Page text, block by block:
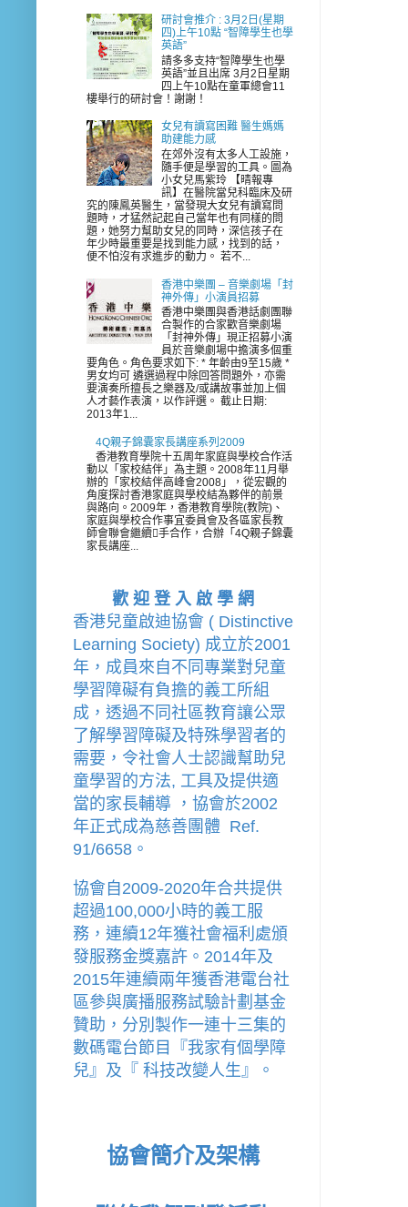
研討會推介 : 3月2日(星期
四)上午10點 “智障學生也學
英語”
請多多支持“智障學生也學
英語”並且出席 3月2日星期
四上午10點在童軍總會11
樓舉行的研討會！謝謝！
女兒有讀寫困難 醫生媽媽
助建能力感
在郊外沒有太多人工設施，
隨手便是學習的工具。圖為
小女兒馬紫玲 【晴報專
訊】在醫院當兒科臨床及研
究的陳鳳英醫生，當發現大女兒有讀寫問
題時，才猛然記起自己當年也有同樣的問
題，她努力幫助女兒的同時，深信孩子在
年少時最重要是找到能力感，找到的話，
便不怕沒有求進步的動力。 若不...
香港中樂團 – 音樂劇場「封
神外傳」小演員招募
香港中樂團與香港話劇團聯
合製作的合家歡音樂劇場
「封神外傳」現正招募小演
員於音樂劇場中擔演多個重
要角色。角色要求如下: * 年齡由9至15歲 *
男女均可 遴選過程中除回答問題外，亦需
要演奏所擅長之樂器及/或講故事並加上個
人才藝作表演，以作評選。 截止日期:
2013年1...
4Q親子錦囊家長講座系列2009
香港教育學院十五周年家庭與學校合作活
動以「家校結伴」為主題。2008年11月舉
辦的「家校結伴高峰會2008」，從宏觀的
角度探討香港家庭與學校結為夥伴的前景
與路向。2009年，香港教育學院(教院)、
家庭與學校合作事宜委員會及各區家長教
師會聯會繼續手合作，合辦「4Q親子錦囊
家長講座...
歡 迎 登 入 啟 學 網
香港兒童啟迪協會 ( Distinctive
Learning Society) 成立於2001
年，成員來自不同專業對兒童
學習障礙有負擔的義工所組
成，透過不同社區教育讓公眾
了解學習障礙及特殊學習者的
需要，令社會人士認識幫助兒
童學習的方法, 工具及提供適
當的家長輔導
， 協會於2002
年正式成為慈善團體  Ref.
91/6658。
協會 自2009-2020年合共提供
超過100,000小時的義工服
務，連續12年獲社會福利處頒
發服務金獎嘉許。 2014年及
2015年連續兩年獲香港電台社
區參與廣播服務試驗計劃基金
贊助，分別製作一連十三集的
數碼電台節目『我家有個學障
兒』及『 科技改變人生』。
協會簡介及架構